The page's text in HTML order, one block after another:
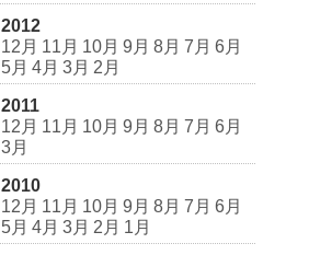
2012
12月 11月 10月 9月 8月 7月 6月
5月 4月 3月 2月
2011
12月 11月 10月 9月 8月 7月 6月
3月
2010
12月 11月 10月 9月 8月 7月 6月
5月 4月 3月 2月 1月